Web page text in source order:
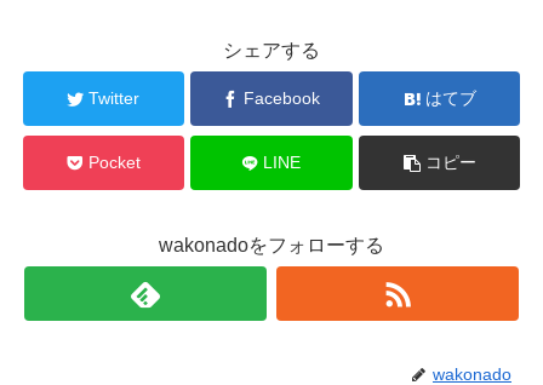
シェアする
Twitter Facebook はてブ
Pocket LINE コピー
wakonadoをフォローする
wakonado